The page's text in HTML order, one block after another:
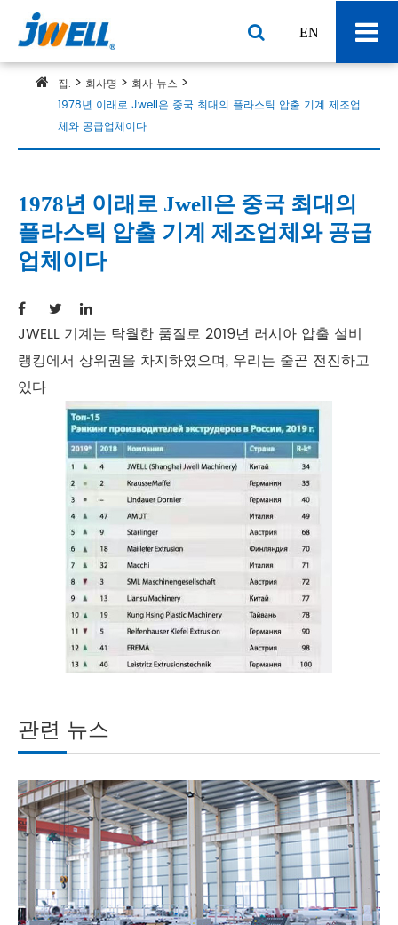
EN
집. 회사명
회사 뉴스
1978년 이래로 Jwell은 중국 최대의 플라스틱 압출 기계 제조업
체와 공급업체이다
1978년 이래로 Jwell은 중국 최대의
플라스틱 압출 기계 제조업체와 공급
업체이다
JWELL 기계는 탁월한 품질로 2019년 러시아 압출 설비
랭킹에서 상위권을 차지하였으며, 우리는 줄곧 전진하고
있다
관련 뉴스